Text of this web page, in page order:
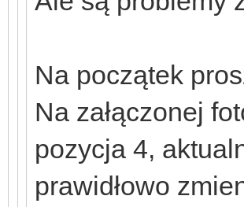
Na początek
Na załączonej
pozycja 4,
prawidłowo